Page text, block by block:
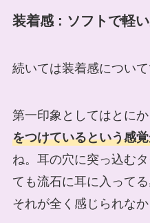
装着感 : ソフトで軽
続いては装着感について
第一印象としてはとにか
をつけているという感
ね。耳の穴に突っ込む
ても流石に耳に入って
それが全く感じられなか